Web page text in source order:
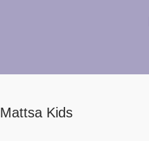
Mattsa Kids